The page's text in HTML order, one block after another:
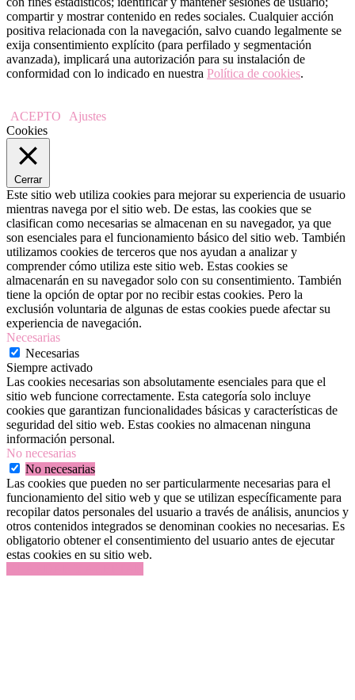
compartir y mostrar contenido en redes sociales. Cualquier acción
positiva relacionada con la navegación, salvo cuando legalmente se
exija consentimiento explícito (para perfilado y segmentación
avanzada), implicará una autorización para su instalación de
conformidad con lo indicado en nuestra Política de cookies.
ACEPTO
Ajustes
Cookies
Cerrar
Este sitio web utiliza cookies para mejorar su experiencia de usuario
mientras navega por el sitio web. De estas, las cookies que se
clasifican como necesarias se almacenan en su navegador, ya que
son esenciales para el funcionamiento básico del sitio web. También
utilizamos cookies de terceros que nos ayudan a analizar y
comprender cómo utiliza este sitio web. Estas cookies se
almacenarán en su navegador solo con su consentimiento. También
tiene la opción de optar por no recibir estas cookies. Pero la
exclusión voluntaria de algunas de estas cookies puede afectar su
experiencia de navegación.
Necesarias
Necesarias
Siempre activado
Las cookies necesarias son absolutamente esenciales para que el
sitio web funcione correctamente. Esta categoría solo incluye
cookies que garantizan funcionalidades básicas y características de
seguridad del sitio web. Estas cookies no almacenan ninguna
información personal.
No necesarias
No necesarias
Las cookies que pueden no ser particularmente necesarias para el
funcionamiento del sitio web y que se utilizan específicamente para
recopilar datos personales del usuario a través de análisis, anuncios y
otros contenidos integrados se denominan cookies no necesarias. Es
obligatorio obtener el consentimiento del usuario antes de ejecutar
estas cookies en su sitio web.